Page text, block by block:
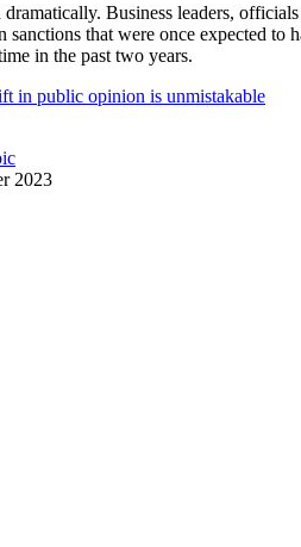
Business leaders,
that were once expected to
in the past two years.
in public opinion is unmistakable
2023